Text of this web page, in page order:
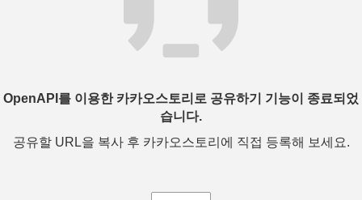
OpenAPI를 이용한 카카오스토리로 공유하기 기능이 종료되었
습니다.
공유할 URL을 복사 후 카카오스토리에 직접 등록해 보세요.